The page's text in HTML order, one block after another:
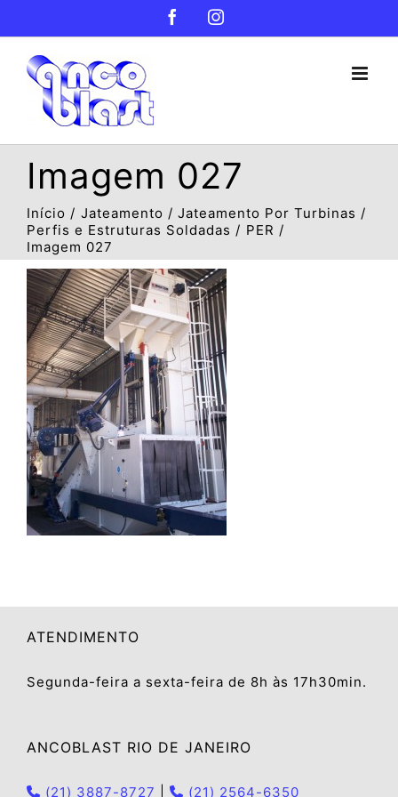
para
conteúdo
Facebook
Imagem 027
Início Jateamento
Jateamento Por Turbinas
Perfis e Estruturas Soldadas
PER
Imagem 027
ATENDIMENTO
Segunda-feira a sexta-feira de 8h às 17h30min.
ANCOBLAST RIO DE JANEIRO
(21) 3887-8727 (21) 2564-6350